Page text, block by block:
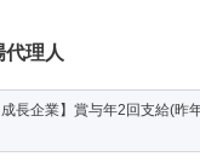
代理人
成長企業】賞与年2回支給(昨